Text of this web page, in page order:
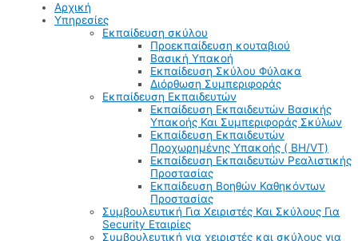
Αρχική
Υπηρεσίες
Εκπαίδευση σκύλου
Προεκπαίδευση κουταβιού
Βασική Υπακοή
Εκπαίδευση Σκύλου Φύλακα
Διόρθωση Συμπεριφοράς
Εκπαίδευση Εκπαιδευτών
Εκπαίδευση Εκπαιδευτών Βασικής
Υπακοής Και Συμπεριφοράς Σκύλων
Εκπαίδευση Εκπαιδευτών
Προχωρημένης Υπακοής ( BH/VT)
Εκπαίδευση Εκπαιδευτών Ρεαλιστικής
Προστασίας
Εκπαίδευση Βοηθών Καθηκόντων
Προστασίας
Συμβουλευτική Για Χειριστές Και Σκύλους Για
Security Εταιρίες
Συμβουλευτική για χειριστές και σκύλους για